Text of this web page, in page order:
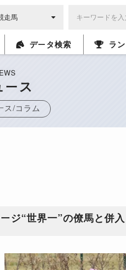
データ検索 ラ
ース
ス/コラム
ジ“世界一”の僚馬と併